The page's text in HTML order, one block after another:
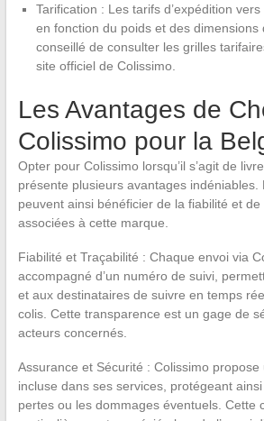
Tarification : Les tarifs d’expédition
en fonction du poids et des dimensions
conseillé de consulter les grilles
site officiel de Colissimo.
Les Avantages de
Colissimo pour la
Opter pour Colissimo lorsqu’il s’agit de
présente plusieurs avantages indéniables.
peuvent ainsi bénéficier de la fiabilité et
associées à cette marque.
Fiabilité et Traçabilité : Chaque envoi via
accompagné d’un numéro de suivi,
et aux destinataires de suivre en temps
colis. Cette transparence est un gage de
acteurs concernés.
Assurance et Sécurité : Colissimo propose
incluse dans ses services, protégeant
pertes ou les dommages éventuels. Cette